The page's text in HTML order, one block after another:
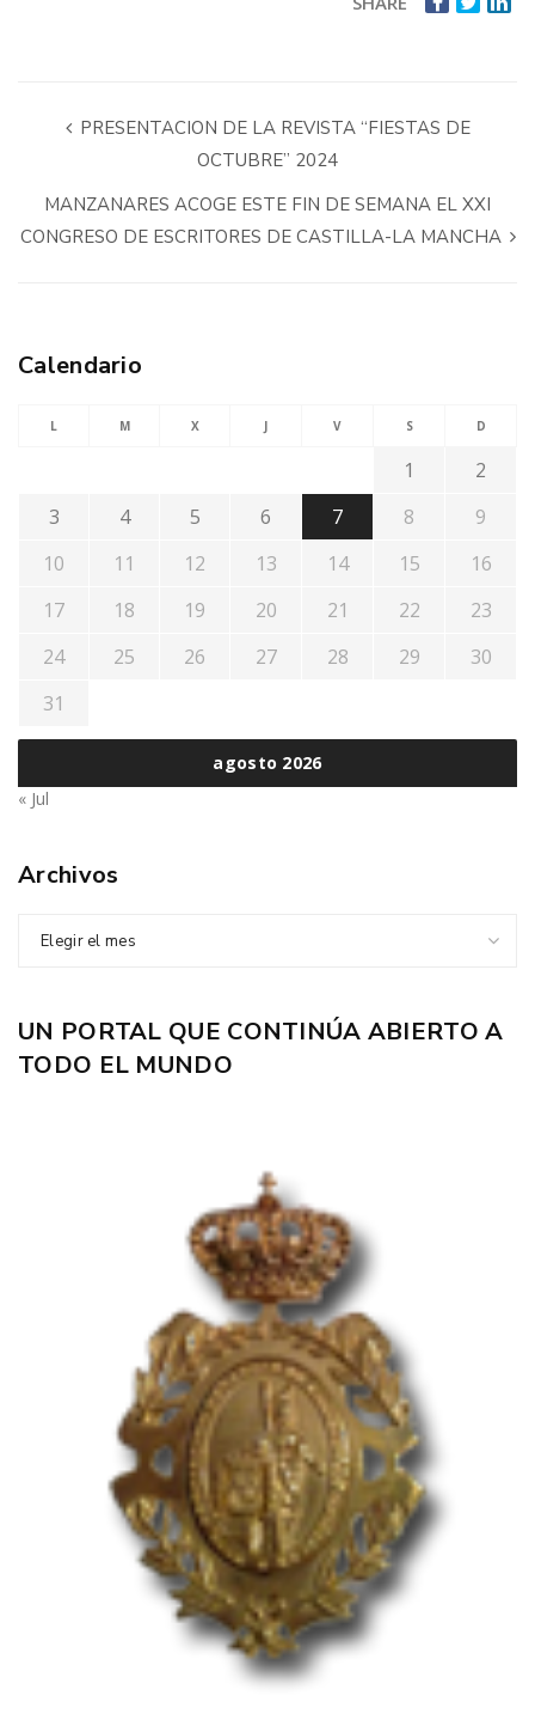
PRESENTACION DE LA REVISTA “FIESTAS DE
OCTUBRE” 2024
MANZANARES ACOGE ESTE FIN DE SEMANA EL XXI
CONGRESO DE ESCRITORES DE CASTILLA-LA MANCHA
Calendario
agosto 2026
L M X J V S D
1
2
3
4 5 6 7 8
9
10
11 12 13 14 15
16
17
18 19 20 21 22
23
24
25 26 27 28 29
30
31
« Jul
Archivos
Elegir el mes
UN PORTAL QUE CONTINÚA ABIERTO A
TODO EL MUNDO